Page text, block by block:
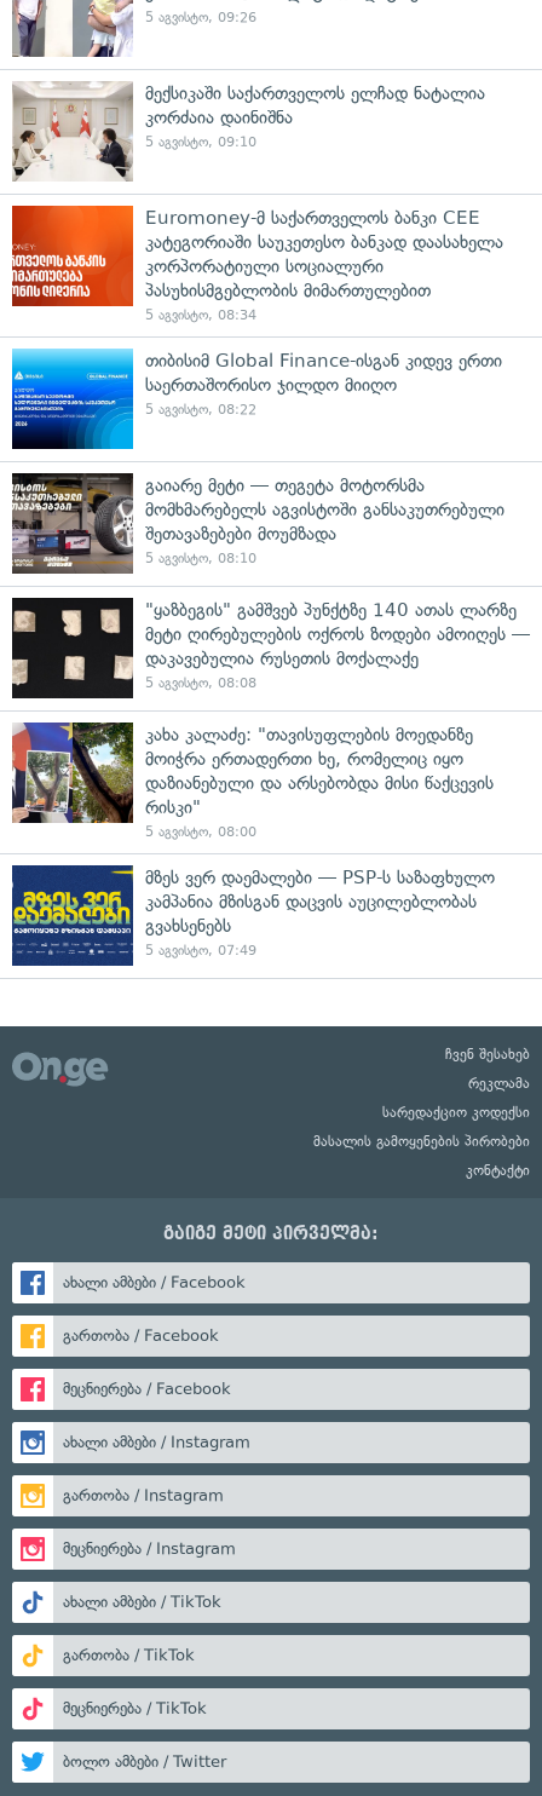
5 აგვისტო, 09:26
მექსიკაში საქართველოს ელჩად ნატალია
კორძაია დაინიშნა
5 აგვისტო, 09:10
Euromoney-მ საქართველოს ბანკი CEE
კატეგორიაში საუკეთესო ბანკად დაასახელა
კორპორატიული სოციალური
პასუხისმგებლობის მიმართულებით
5 აგვისტო, 08:34
თიბისიმ Global Finance-ისგან კიდევ ერთი
საერთაშორისო ჯილდო მიიღო
5 აგვისტო, 08:22
გაიარე მეტი — თეგეტა მოტორსმა
მომხმარებელს აგვისტოში განსაკუთრებული
შეთავაზებები მოუმზადა
5 აგვისტო, 08:10
"ყაზბეგის" გამშვებ პუნქტზე 140 ათას ლარზე
მეტი ღირებულების ოქროს ზოდები ამოიღეს —
დაკავებულია რუსეთის მოქალაქე
5 აგვისტო, 08:08
კახა კალაძე: "თავისუფლების მოედანზე
მოიჭრა ერთადერთი ხე, რომელიც იყო
დაზიანებული და არსებობდა მისი წაქცევის
რისკი"
5 აგვისტო, 08:00
მზეს ვერ დაემალები — PSP-ს საზაფხულო
კამპანია მზისგან დაცვის აუცილებლობას
გვახსენებს
5 აგვისტო, 07:49
ჩვენ შესახებ
რეკლამა
სარედაქციო კოდექსი
მასალის გამოყენების პირობები
კონტაქტი
გაიგე მეტი პირველმა:
ახალი ამბები / Facebook
გართობა / Facebook
მეცნიერება / Facebook
ახალი ამბები / Instagram
გართობა / Instagram
მეცნიერება / Instagram
ახალი ამბები / TikTok
გართობა / TikTok
მეცნიერება / TikTok
ბოლო ამბები / Twitter